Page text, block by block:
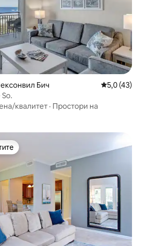
Бич Просечна
5,0 (43)
квалитет · Простори на
на гостите“